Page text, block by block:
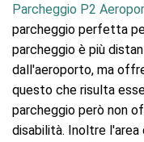
Parcheggio P2
parcheggio perfetta
parcheggio è più
dall'aeroporto, ma
questo che risulta
parcheggio però non
disabilità. Inoltre